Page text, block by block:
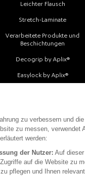
Leichter Flausch
Stretch-Laminate
Verarbeitete Produkte und
Beschichtungen
Decogrip by Aplix®
Easylock by Aplix®
Softgrip by Aplix®
Softloop by Aplix®
Texloop by Aplix®